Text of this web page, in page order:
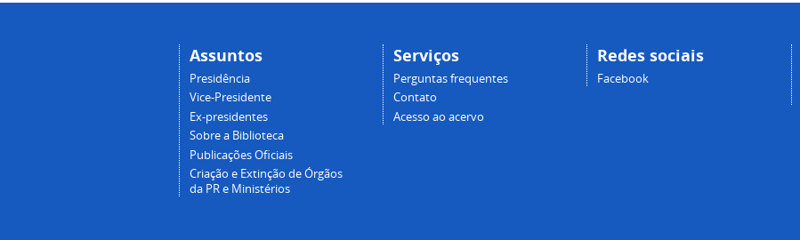
Assuntos
Presidência
Vice-Presidente
Ex-presidentes
Sobre a Biblioteca
Publicações Oficiais
Criação e Extinção de Órgãos
da PR e Ministérios
Serviços
Perguntas frequentes
Contato
Acesso ao acervo
Redes sociais
Facebook